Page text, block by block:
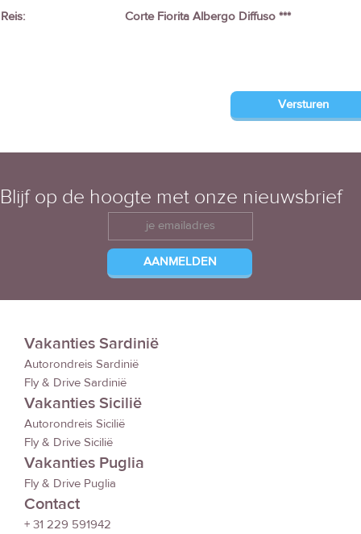
Reis: Corte Fiorita Albergo Diffuso ***
Blijf op de hoogte met onze nieuwsbrief
Vakanties Sardinië
Autorondreis Sardinië
Fly & Drive Sardinië
Vakanties Sicilië
Autorondreis Sicilië
Fly & Drive Sicilië
Vakanties Puglia
Fly & Drive Puglia
Contact
+ 31 229 591942